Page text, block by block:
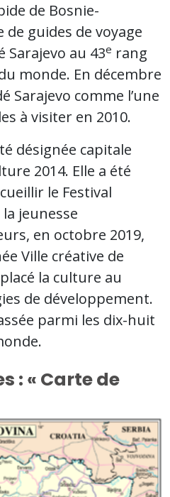
de Bosnie-
de guides de voyage
Sarajevo au 43e rang
monde. En décembre
Sarajevo comme l’une
à visiter en 2010.
désignée capitale
2014. Elle a été
le Festival
jeunesse
en octobre 2019,
Ville créative de
la culture au
de développement.
parmi les dix-huit
: « Carte de